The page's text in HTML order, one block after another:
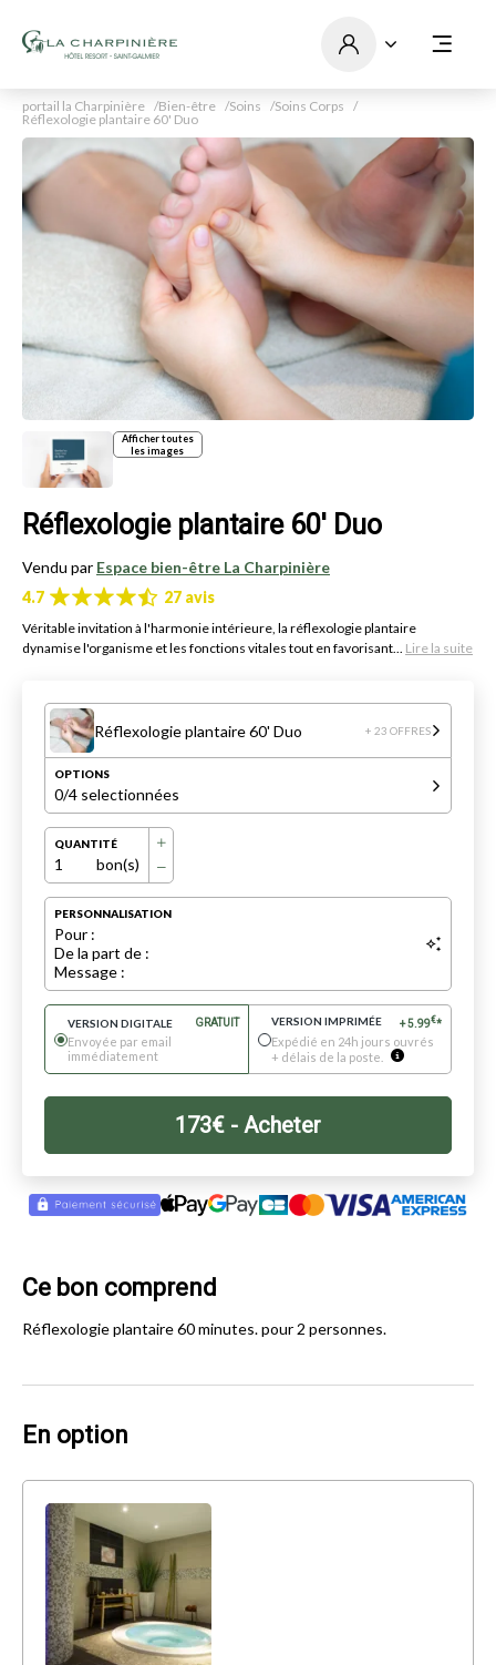
portail la Charpinière Bien-être Soins
Soins Corps
Réflexologie plantaire 60' Duo
Afficher toutes
les images
Réflexologie plantaire 60' Duo
Vendu par Espace bien-être La Charpinière
4.7
27 avis
Véritable invitation à l'harmonie intérieure, la réflexologie plantaire
dynamise l'organisme et les fonctions vitales tout en favorisant... Lire la suite
Réflexologie plantaire 60' Duo + 23 OFFRES
OPTIONS
0/4 selectionnées
QUANTITÉ
1 bon(s)
PERSONNALISATION
Pour :
De la part de :
Message :
VERSION DIGITALE GRATUIT
Envoyée par email
immédiatement
VERSION IMPRIMÉE +5.99€*
Expédié en 24h jours ouvrés
+ délais de la poste.
173€ - Acheter
Ce bon comprend
Réflexologie plantaire 60 minutes. pour 2 personnes.
En option